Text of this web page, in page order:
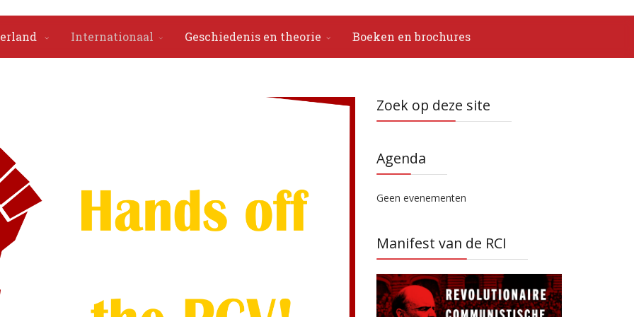
Internationaal Geschiedenis en theorie Boeken en brochures
Zoek op deze site
Agenda
Geen evenementen
Manifest van de RCI